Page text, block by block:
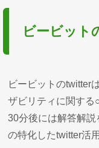
ビービット
ビービットのtwitter
ザビリティに関する
30分後には解答解
の特化したtwitter活